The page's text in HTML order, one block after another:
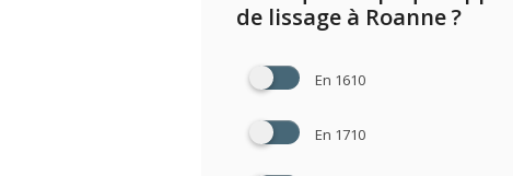
de lissage à Roanne ?
En 1610
En 1710